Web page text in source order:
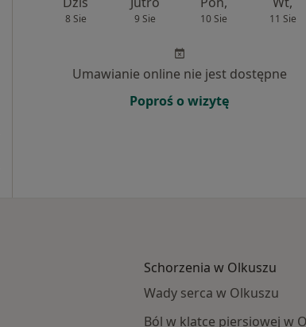
8 Sie 9 Sie 10 Sie 11 Sie
Umawianie online nie jest dostępne
Poproś o wizytę
Schorzenia w Olkuszu
Wady serca w Olkuszu
Ból w klatce piersiowej w